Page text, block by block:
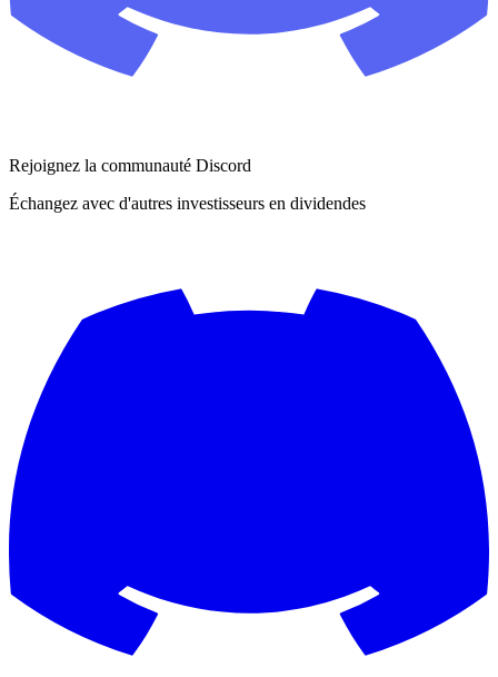
Rejoignez la communauté Discord
Échangez avec d'autres investisseurs en dividendes